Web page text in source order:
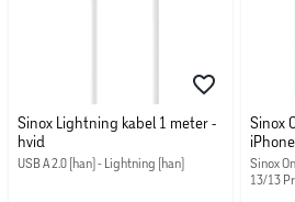
Prisvenligt: Kvalitet og stil uden at
Gør din telefon både sikker og
OBS! Varen er assorteret, og en
garanteres.
Sinox Lightning kabel 1 meter -
hvid
USB A 2.0 (han) - Lightning (han)
Sinox
Sinox
13/13